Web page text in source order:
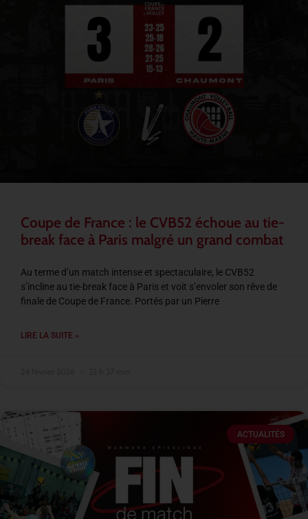
Coupe de France : le CVB52 échoue au tie-
break face à Paris malgré un grand combat
Au terme d’un match intense et spectaculaire, le CVB52
s’incline au tie-break face à Paris et voit s’envoler son rêve de
finale de Coupe de France. Portés par un Pierre
LIRE LA SUITE »
ACTUALITÉS